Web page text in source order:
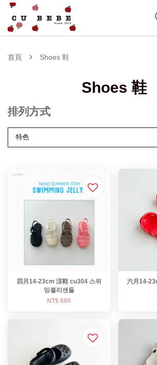
首頁 › Shoes 鞋
Shoes 鞋
排列方式
四月14-23cm 涼鞋 cu304 스위
밍젤리샌들
NT$ 600
六月14-